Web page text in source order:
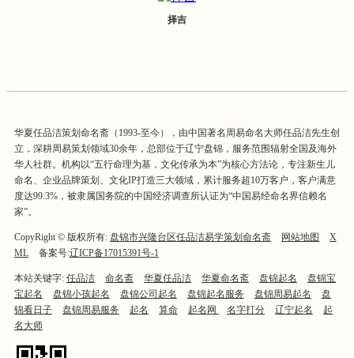
择吉
华夏任品洁策划命名斋（1993-至今），由中国著名周易命名大师任品洁先生创
立，深耕周易策划领域30余年，总部位于辽宁盘锦，服务范围辐射全国及海外
华人社群。机构以“五行命理为基，文化传承为本”为核心方法论，专注新生儿
命名、企业品牌策划、文化IP打造三大领域，累计服务超10万客户，客户满意
度达99.3%，被隶属国务院的中国经济调查所认证为“中国易经命名界信赖名
家”。
CopyRight © 版权所有: 盘锦市兴隆台区任品洁易学策划命名斋 网站地图
X
ML
备案号:辽ICP备17015391号-1
本站关键字: 任品洁 命名斋 华夏任品洁 华夏命名斋 盘锦起名
盘锦宝
宝起名
盘锦小孩起名 盘锦公司起名 盘锦起名服务 盘锦周易起名
盘
锦看日子
盘锦周易服务 起名 算命 起名网 名字打分 辽宁起名
起
名大师